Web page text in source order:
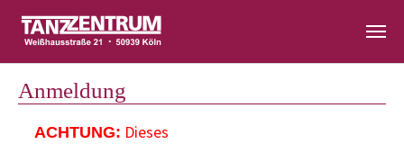
Anmeldung
ACHTUNG: Dieses